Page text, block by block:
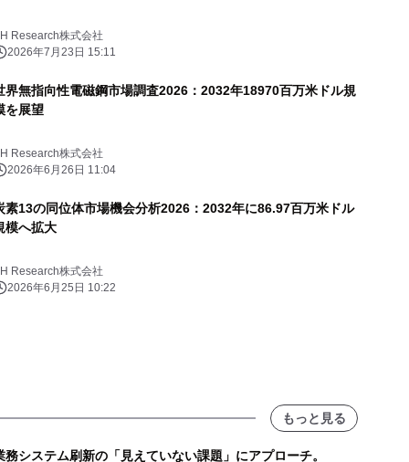
Research株式会社
2026年7月23日 15:11
界無指向性電磁鋼市場調査2026：2032年18970百万米ドル規
を展望
Research株式会社
2026年6月26日 11:04
素13の同位体市場機会分析2026：2032年に86.97百万米ドル
模へ拡大
Research株式会社
2026年6月25日 10:22
もっと見る
務システム刷新の「見えていない課題」にアプローチ。